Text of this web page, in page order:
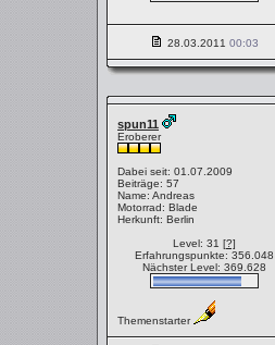
28.03.2011 00:03
spun11
Eroberer
Dabei seit: 01.07.2009
Beiträge: 57
Name: Andreas
Motorrad: Blade
Herkunft: Berlin
Level: 31 [?]
Erfahrungspunkte: 356.048
Nächster Level: 369.628
Themenstarter